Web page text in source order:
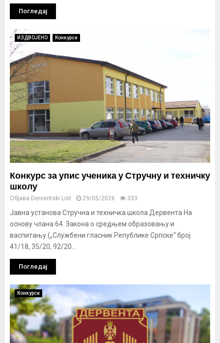
Погледај
ИЗДВОЈЕНО Конкурси
Конкурс за упис ученика у Стручну и техничку
школу
Објава Derventski List 29/05/2026 333
Јавна установа Стручна и техничка школа Дервента На
основу члана 64. Закона о средњем образовању и
васпитању („Службени гласник Републике Српске“ број
41/18, 35/20, 92/20...
Погледај
Конкурси